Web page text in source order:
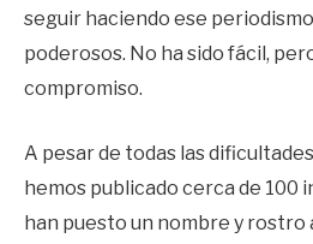
seguir haciendo ese
poderosos. No ha sido fácil,
compromiso.
A pesar de todas las
hemos publicado cerca de 100
han puesto un nombre y rostro